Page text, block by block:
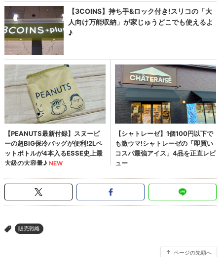
> 販売戦略
ページの先頭へ